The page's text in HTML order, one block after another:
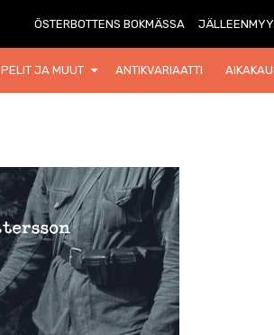
ÖSTERBOTTENS BOKMÄSSA
PELIT JA MUUT ANTIKVARIAATTI